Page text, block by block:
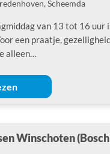
Scheemda
van 13 tot 16 uur
een praatje,
alleen…
Winschoten